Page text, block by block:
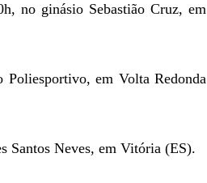
no ginásio Sebastião Cruz, em
Poliesportivo,em Volta Redonda
Santos Neves, em Vitória (ES).